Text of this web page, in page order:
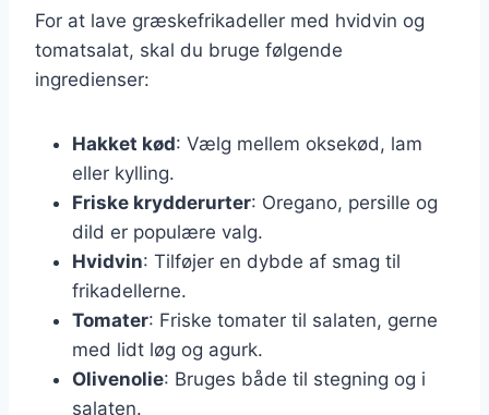
For at lave græskefrikadeller med hvidvin og
tomatsalat, skal du bruge følgende
ingredienser:
Hakket kød: Vælg mellem oksekød, lam
eller kylling.
Friske krydderurter: Oregano, persille og
dild er populære valg.
Hvidvin: Tilføjer en dybde af smag til
frikadellerne.
Tomater: Friske tomater til salaten, gerne
med lidt løg og agurk.
Olivenolie: Bruges både til stegning og i
salaten.